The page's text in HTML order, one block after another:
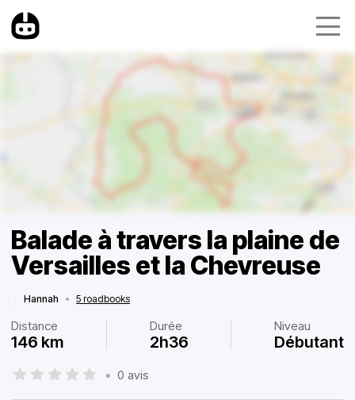
Balade à travers la plaine de
Versailles et la Chevreuse
Hannah • 5 roadbooks
Distance
146 km
Durée
2h36
Niveau
Débutant
• 0 avis